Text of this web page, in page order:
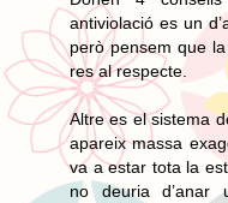
antiviolació es un
però pensem que
res al respecte.
Altre es el sistema
apareix massa
va a estar tota la
no deuria